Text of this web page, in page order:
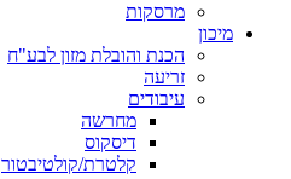
מרסקות
מיכון
הכנת והובלת מזון לבע"ח
זריעה
עיבודים
מחרשה
דיסקוס
קלטרת/קולטיבטור